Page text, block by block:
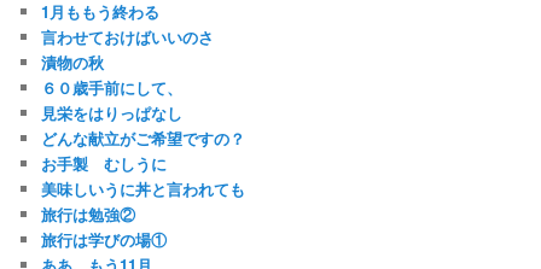
1月ももう終わる
言わせておけばいいのさ
漬物の秋
６０歳手前にして、
見栄をはりっぱなし
どんな献立がご希望ですの？
お手製 むしうに
美味しいうに丼と言われても
旅行は勉強②
旅行は学びの場①